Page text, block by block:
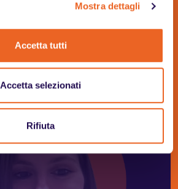
Mostra dettagli
Accetta tutti
Accetta selezionati
Rifiuta